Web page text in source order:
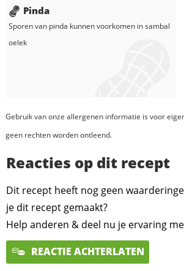
Pinda
Sporen van pinda kunnen voorkomen insambal
oelek
Gebruik van onze allergenen informatie is voor
geen rechten worden ontleend.
Reacties op dit recept
Dit recept heeft nog geen
je dit recept gemaakt?
Help anderen & deel nu je ervaring
REACTIE ACHTERLATEN